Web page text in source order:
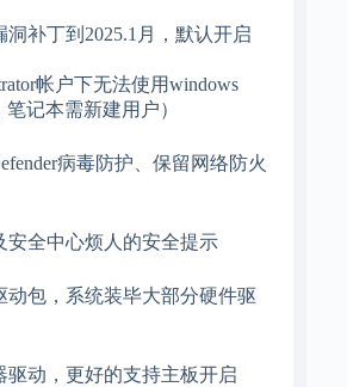
补丁到2025.1月，默认开启
帐户下无法使用windows
记本需新建用户）
病毒防护、保留网络防火
全中心烦人的安全提示
包，系统装毕大部分硬件驱
动，更好的支持主板开启